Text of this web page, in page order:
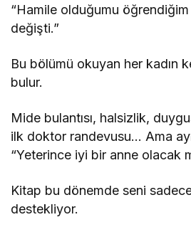
“Hamile olduğumu öğrendiğim
değişti.”
Bu bölümü okuyan her kadın
bulur.
Mide bulantısı, halsizlik,
ilk doktor randevusu… Ama
“Yeterince iyi bir anne olacak
Kitap bu dönemde seni
destekliyor.